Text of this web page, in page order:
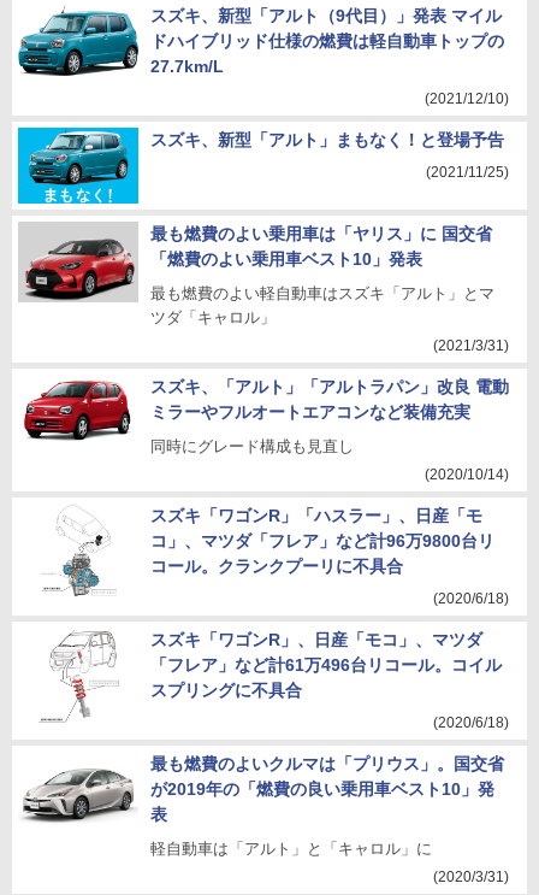
スズキ、新型「アルト（9代目）」発表 マイル
ドハイブリッド仕様の燃費は軽自動車トップの
27.7km/L
(2021/12/10)
スズキ、新型「アルト」まもなく！と登場予告
(2021/11/25)
最も燃費のよい乗用車は「ヤリス」に 国交省
「燃費のよい乗用車ベスト10」発表
最も燃費のよい軽自動車はスズキ「アルト」とマ
ツダ「キャロル」
(2021/3/31)
スズキ、「アルト」「アルトラパン」改良 電動
ミラーやフルオートエアコンなど装備充実
同時にグレード構成も見直し
(2020/10/14)
スズキ「ワゴンR」「ハスラー」、日産「モ
コ」、マツダ「フレア」など計96万9800台リ
コール。クランクプーリに不具合
(2020/6/18)
スズキ「ワゴンR」、日産「モコ」、マツダ
「フレア」など計61万496台リコール。コイル
スプリングに不具合
(2020/6/18)
最も燃費のよいクルマは「プリウス」。国交省
が2019年の「燃費の良い乗用車ベスト10」発
表
軽自動車は「アルト」と「キャロル」に
(2020/3/31)